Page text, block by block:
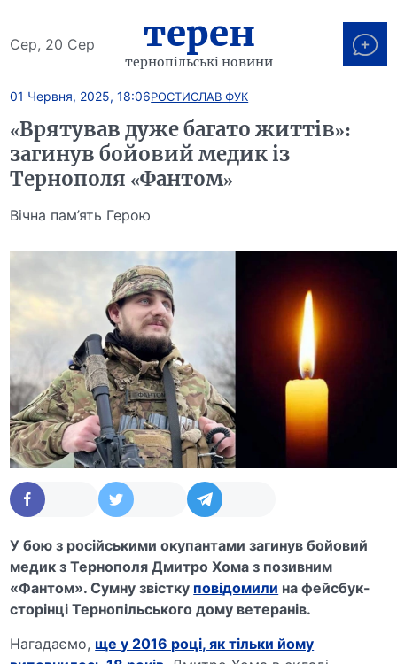
Сер, 20 Сер терен
тернопільські новини
01 Червня, 2025, 18:06РОСТИСЛАВ ФУК
«Врятував дуже багато життів»:
загинув бойовий медик із
Тернополя «Фантом»
Вічна пам’ять Герою
У бою з російськими окупантами загинув бойовий
медик з Тернополя Дмитро Хома з позивним
«Фантом». Сумну звістку повідомили на фейсбук-
сторінці Тернопільського дому ветеранів.
Нагадаємо, ще у 2016 році, як тільки йому